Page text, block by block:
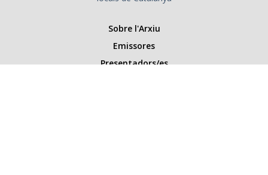
Sobre l'Arxiu
Emissores
Presentadors/es